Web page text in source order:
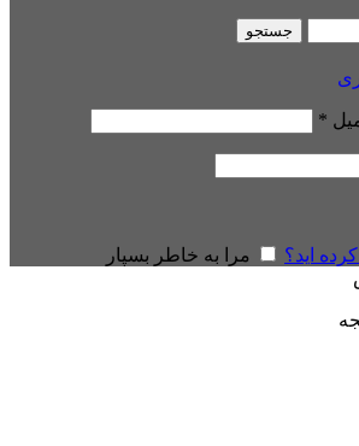
جستجو
*
اید؟
مرا به خاطر بسپار